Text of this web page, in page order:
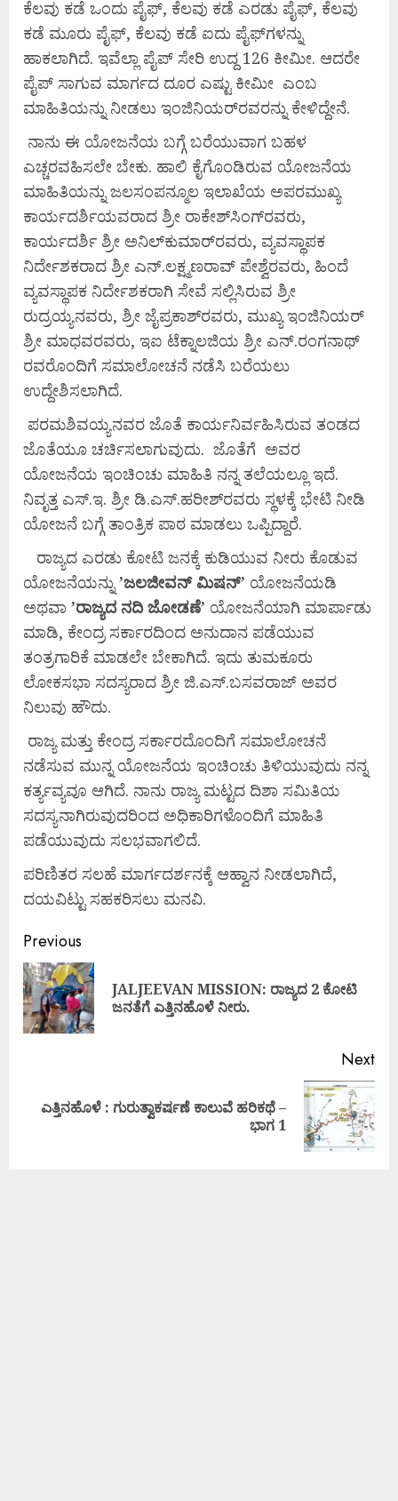
ಕೆಲವು ಕಡೆ ಒಂದು ಪೈಫ್, ಕೆಲವು ಕಡೆ ಎರಡು ಪೈಫ್, ಕೆಲವು
ಕಡೆ ಮೂರು ಪೈಫ್, ಕೆಲವು ಕಡೆ ಐದು ಪೈಫ್‌ಗಳನ್ನು
ಹಾಕಲಾಗಿದೆ. ಇವೆಲ್ಲಾ ಪೈಪ್ ಸೇರಿ ಉದ್ದ 126 ಕೀಮೀ. ಆದರೇ
ಪೈಪ್ ಸಾಗುವ ಮಾರ್ಗದ ದೂರ ಎಷ್ಟು ಕೀಮೀ ಎಂಬ
ಮಾಹಿತಿಯನ್ನು ನೀಡಲು ಇಂಜಿನಿಯರ್‌ರವರನ್ನು ಕೇಳಿದ್ದೇನೆ.
ನಾನು ಈ ಯೋಜನೆಯ ಬಗ್ಗೆ ಬರೆಯುವಾಗ ಬಹಳ
ಎಚ್ಚರವಹಿಸಲೇ ಬೇಕು. ಹಾಲಿ ಕೈಗೊಂಡಿರುವ ಯೋಜನೆಯ
ಮಾಹಿತಿಯನ್ನು ಜಲಸಂಪನ್ಮೂಲ ಇಲಾಖೆಯ ಅಪರಮುಖ್ಯ
ಕಾರ್ಯದರ್ಶಿಯವರಾದ ಶ್ರೀ ರಾಕೇಶ್‌ಸಿಂಗ್‌ರವರು,
ಕಾರ್ಯದರ್ಶಿ ಶ್ರೀ ಅನಿಲ್‌ಕುಮಾರ್‌ರವರು, ವ್ಯವಸ್ಥಾಪಕ
ನಿರ್ದೇಶಕರಾದ ಶ್ರೀ ಎನ್.ಲಕ್ಷ್ಮಣರಾವ್ ಪೇಶ್ವೆರವರು, ಹಿಂದೆ
ವ್ಯವಸ್ಥಾಪಕ ನಿರ್ದೇಶಕರಾಗಿ ಸೇವೆ ಸಲ್ಲಿಸಿರುವ ಶ್ರೀ
ರುದ್ರಯ್ಯನವರು, ಶ್ರೀ ಜೈಪ್ರಕಾಶ್‌ರವರು, ಮುಖ್ಯ ಇಂಜಿನಿಯರ್
ಶ್ರೀ ಮಾಧವರವರು, ಇಐ ಟೆಕ್ನಾಲಜಿಯ ಶ್ರೀ ಎನ್.ರಂಗನಾಥ್
ರವರೊಂದಿಗೆ ಸಮಾಲೋಚನೆ ನಡೆಸಿ ಬರೆಯಲು
ಉದ್ದೇಶಿಸಲಾಗಿದೆ.
ಪರಮಶಿವಯ್ಯನವರ ಜೊತೆ ಕಾರ್ಯನಿರ್ವಹಿಸಿರುವ ತಂಡದ
ಜೊತೆಯೂ ಚರ್ಚಿಸಲಾಗುವುದು. ಜೊತೆಗೆ ಅವರ
ಯೋಜನೆಯ ಇಂಚಿಂಚು ಮಾಹಿತಿ ನನ್ನ ತಲೆಯಲ್ಲೂ ಇದೆ.
ನಿವೃತ್ತ ಎಸ್.ಇ. ಶ್ರೀ ಡಿ.ಎಸ್.ಹರೀಶ್‌ರವರು ಸ್ಥಳಕ್ಕೆ ಭೇಟಿ ನೀಡಿ
ಯೋಜನೆ ಬಗ್ಗೆ ತಾಂತ್ರಿಕ ಪಾಠ ಮಾಡಲು ಒಪ್ಪಿದ್ದಾರೆ.
ರಾಜ್ಯದ ಎರಡು ಕೋಟಿ ಜನಕ್ಕೆ ಕುಡಿಯುವ ನೀರು ಕೊಡುವ
ಯೋಜನೆಯನ್ನು’ಜಲಜೀವನ್ಮಿಷನ್’ ಯೋಜನೆಯಡಿ
ಅಥವಾ ’ರಾಜ್ಯದ ನದಿಜೋಡಣೆ’ ಯೋಜನೆಯಾಗಿ ಮಾರ್ಪಾಡು
ಮಾಡಿ, ಕೇಂದ್ರ ಸರ್ಕಾರದಿಂದ ಅನುದಾನ ಪಡೆಯುವ
ತಂತ್ರಗಾರಿಕೆ ಮಾಡಲೇ ಬೇಕಾಗಿದೆ. ಇದು ತುಮಕೂರು
ಲೋಕಸಭಾ ಸದಸ್ಯರಾದ ಶ್ರೀ ಜಿ.ಎಸ್.ಬಸವರಾಜ್ ಅವರ
ನಿಲುವು ಹೌದು.
ರಾಜ್ಯ ಮತ್ತು ಕೇಂದ್ರ ಸರ್ಕಾರದೊಂದಿಗೆ ಸಮಾಲೋಚನೆ
ನಡೆಸುವ ಮುನ್ನ ಯೋಜನೆಯ ಇಂಚಿಂಚು ತಿಳಿಯುವುದು ನನ್ನ
ಕರ್ತ್ಯವ್ಯವೂ ಆಗಿದೆ. ನಾನು ರಾಜ್ಯ ಮಟ್ಟದ ದಿಶಾ ಸಮಿತಿಯ
ಸದಸ್ಯನಾಗಿರುವುದರಿಂದ ಅಧಿಕಾರಿಗಳೊಂದಿಗೆ ಮಾಹಿತಿ
ಪಡೆಯುವುದು ಸಲಭವಾಗಲಿದೆ.
ಪರಿಣಿತರ ಸಲಹೆ ಮಾರ್ಗದರ್ಶನಕ್ಕೆ ಆಹ್ವಾನ ನೀಡಲಾಗಿದೆ,
ದಯವಿಟ್ಟು ಸಹಕರಿಸಲು ಮನವಿ.
Previous
JALJEEVAN MISSION: ರಾಜ್ಯದ 2 ಕೋಟಿ
ಜನತೆಗೆ ಎತ್ತಿನಹೊಳೆ ನೀರು.
Next
ಎತ್ತಿನಹೊಳೆ : ಗುರುತ್ವಾಕರ್ಷಣೆ ಕಾಲುವೆ ಹರಿಕಥೆ –
ಭಾಗ 1